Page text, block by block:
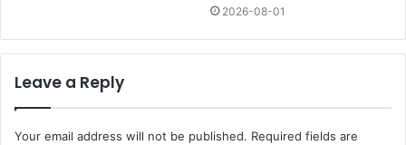
2026-08-01
Leave a Reply
Your email address will not be published. Required fields are